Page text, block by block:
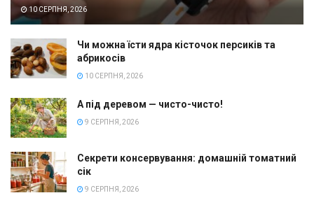
10 СЕРПНЯ, 2026
Чи можна їсти ядра кісточок персиків та
абрикосів
10 СЕРПНЯ, 2026
А під деревом — чисто-чисто!
9 СЕРПНЯ, 2026
Секрети консервування: домашній томатний
сік
9 СЕРПНЯ, 2026